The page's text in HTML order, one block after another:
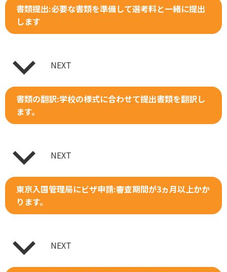
書類提出:必要な書類を準備して選考料と一緒に提出
します
NEXT
書類の翻訳:学校の様式に合わせて提出書類を翻訳し
ます。
NEXT
東京入国管理局にビザ申請:審査期間が3ヵ月以上かか
ります。
NEXT